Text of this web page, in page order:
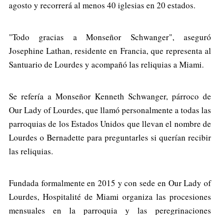
agosto y recorrerá al menos 40 iglesias en 20 estados.
"Todo gracias a Monseñor Schwanger", aseguró
Josephine Lathan, residente en Francia, que representa al
Santuario de Lourdes y acompañó las reliquias a Miami.
Se refería a Monseñor Kenneth Schwanger, párroco de
Our Lady of Lourdes, que llamó personalmente a todas las
parroquias de los Estados Unidos que llevan el nombre de
Lourdes o Bernadette para preguntarles si querían recibir
las reliquias.
Fundada formalmente en 2015 y con sede en Our Lady of
Lourdes, Hospitalité de Miami organiza las procesiones
mensuales en la parroquia y las peregrinaciones